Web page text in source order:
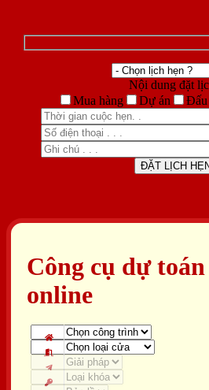
Nội dung đặt
Mua hàng
Dự án Đấu
Công cụ dự
online